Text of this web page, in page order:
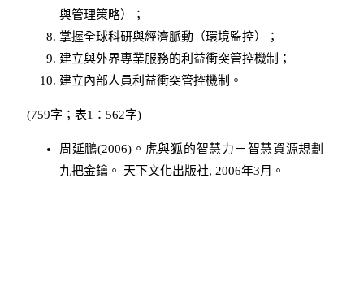
與管理策略）；
掌握全球科研與經濟脈動（環境監控）；
建立與外界專業服務的利益衝突管控機制；
建立內部人員利益衝突管控機制。
(759字；表1：562字)
周延鵬(2006)。虎與狐的智慧力－智慧資源規劃
九把金鑰。 天下文化出版社, 2006年3月。